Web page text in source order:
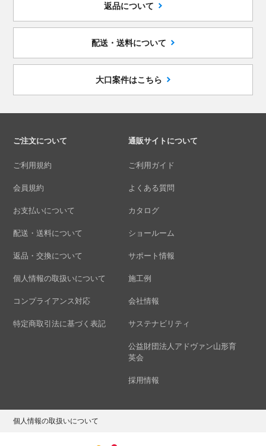
返品について
配送・送料について
大口案件はこちら
ご注文について
ご利用規約
会員規約
お支払いについて
配送・送料について
返品・交換について
個人情報の取扱いについて
コンプライアンス対応
特定商取引法に基づく表記
通販サイトについて
ご利用ガイド
よくある質問
カタログ
ショールーム
サポート情報
施工例
会社情報
サステナビリティ
公益財団法人アドヴァン山形育
英会
採用情報
個人情報の取扱いについて